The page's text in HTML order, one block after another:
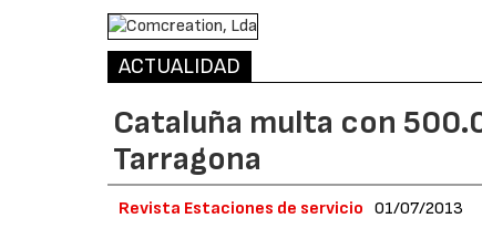
ACTUALIDAD
Cataluña multa con
Tarragona
Revista Estaciones de servicio 01/07/2013